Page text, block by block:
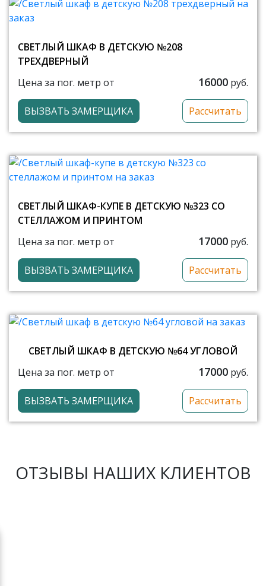
СВЕТЛЫЙ ШКАФ В ДЕТСКУЮ №208
ТРЕХДВЕРНЫЙ
Цена за пог. метр от
16000 руб.
ВЫЗВАТЬ ЗАМЕРЩИКА Рассчитать
СВЕТЛЫЙ ШКАФ-КУПЕ В ДЕТСКУЮ №323 СО
СТЕЛЛАЖОМ И ПРИНТОМ
Цена за пог. метр от
17000 руб.
ВЫЗВАТЬ ЗАМЕРЩИКА Рассчитать
СВЕТЛЫЙ ШКАФ В ДЕТСКУЮ №64 УГЛОВОЙ
Цена за пог. метр от
17000 руб.
ВЫЗВАТЬ ЗАМЕРЩИКА Рассчитать
ОТЗЫВЫ НАШИХ КЛИЕНТОВ